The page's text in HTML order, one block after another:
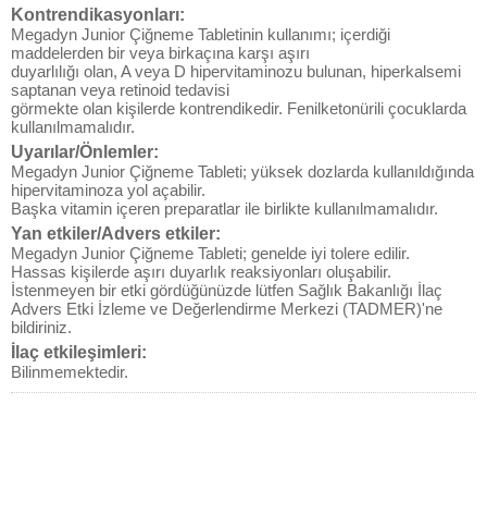
Kontrendikasyonları:
Megadyn Junior Çiğneme Tabletinin kullanımı; içerdiği
maddelerden bir veya birkaçına karşı aşırı
duyarlılığı olan, A veya D hipervitaminozu bulunan, hiperkalsemi
saptanan veya retinoid tedavisi
görmekte olan kişilerde kontrendikedir. Fenilketonürili çocuklarda
kullanılmamalıdır.
Uyarılar/Önlemler:
Megadyn Junior Çiğneme Tableti; yüksek dozlarda kullanıldığında
hipervitaminoza yol açabilir.
Başka vitamin içeren preparatlar ile birlikte kullanılmamalıdır.
Yan etkiler/Advers etkiler:
Megadyn Junior Çiğneme Tableti; genelde iyi tolere edilir.
Hassas kişilerde aşırı duyarlık reaksiyonları oluşabilir.
İstenmeyen bir etki gördüğünüzde lütfen Sağlık Bakanlığı İlaç
Advers Etki İzleme ve Değerlendirme Merkezi (TADMER)'ne
bildiriniz.
İlaç etkileşimleri:
Bilinmemektedir.